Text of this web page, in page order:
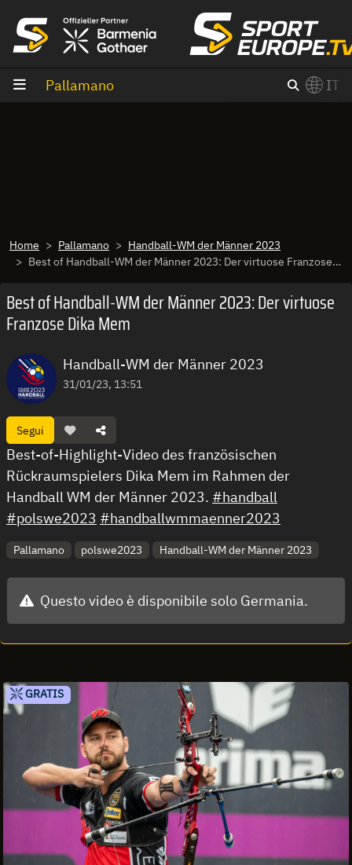
Pallamano IT
Home Pallamano
Handball-WM der Männer 2023
Best of Handball-WM der Männer 2023: Der virtuose Franzose Dika Mem
Best of Handball-WM der Männer 2023: Der virtuose
Franzose Dika Mem
Handball-WM der Männer 2023
31/01/23, 13:51
Segui
Best-of-Highlight-Video des französischen
Rückraumspielers Dika Mem im Rahmen der
Handball WM der Männer 2023. #handball
#polswe2023 #handballwmmaenner2023
Pallamano polswe2023 Handball-WM der Männer 2023
Questo video è disponibile solo Germania.
GRATIS